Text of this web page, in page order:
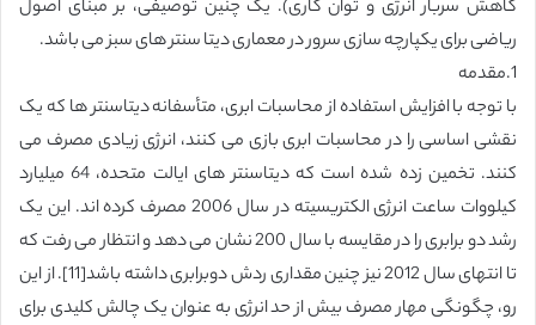
کاهش سربار انرژی و توان کاری). یک چنین توصیفی، بر مبنای اصول
ریاضی برای یکپارچه سازی سرور در معماری دیتا سنتر های سبز می باشد.
1.مقدمه
با توجه با افزایش استفاده از محاسبات ابری، متأسفانه دیتاسنتر ها که یک
نقشی اساسی را در محاسبات ابری بازی می کنند، انرژی زیادی مصرف می
کنند. تخمین زده شده است که دیتاسنتر های ایالت متحده، 64 میلیارد
کیلووات ساعت انرژی الکتریسیته در سال 2006 مصرف کرده اند. این یک
رشد دو برابری را در مقایسه با سال 200 نشان می دهد و انتظار می رفت که
تا انتهای سال 2012 نیز چنین مقداری ردش دوبرابری داشته باشد[11]. از این
رو، چگونگی مهار مصرف بیش از حد انرژی به عنوان یک چالش کلیدی برای